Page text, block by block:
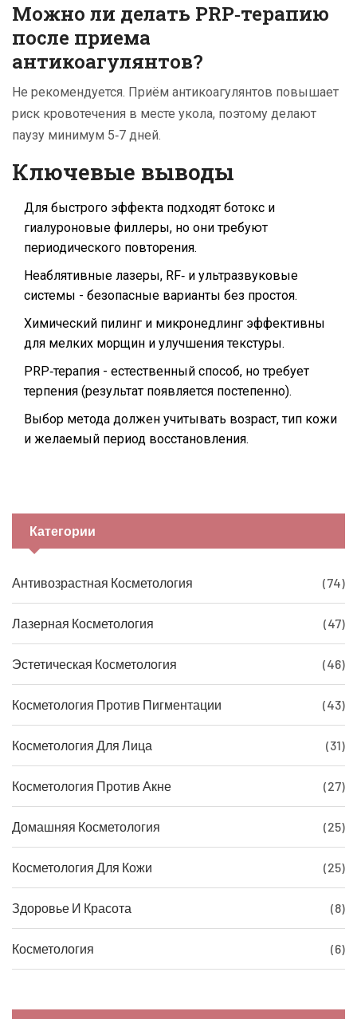
Можно ли делать PRP‑терапию
после приема
антикоагулянтов?
Не рекомендуется. Приём антикоагулянтов повышает
риск кровотечения в месте укола, поэтому делают
паузу минимум 5‑7 дней.
Ключевые выводы
Для быстрого эффекта подходят ботокс и
гиалуроновые филлеры, но они требуют
периодического повторения.
Неаблятивные лазеры, RF‑ и ультразвуковые
системы - безопасные варианты без простоя.
Химический пилинг и микронедлинг эффективны
для мелких морщин и улучшения текстуры.
PRP‑терапия - естественный способ, но требует
терпения (результат появляется постепенно).
Выбор метода должен учитывать возраст, тип кожи
и желаемый период восстановления.
Категории
Антивозрастная Косметология (74)
Лазерная Косметология (47)
Эстетическая Косметология (46)
Косметология Против Пигментации (43)
Косметология Для Лица (31)
Косметология Против Акне (27)
Домашняя Косметология (25)
Косметология Для Кожи (25)
Здоровье И Красота (8)
Косметология (6)